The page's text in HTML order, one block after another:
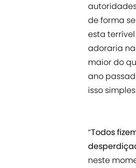
de forma
esta
adoraria
maior do
ano
isso
“Todos
neste